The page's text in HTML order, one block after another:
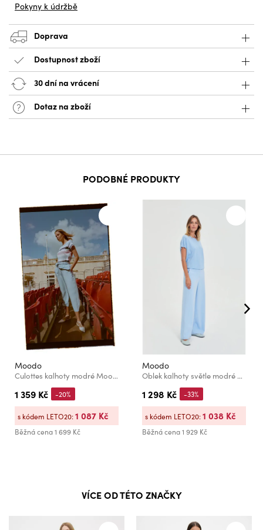
Pokyny k údržbě
Doprava
Dostupnost zboží
30 dní na vrácení
Dotaz na zboží
PODOBNÉ PRODUKTY
Moodo
Culottes kalhoty modré Moodo
1 359 Kč
Běžná cena1 699 Kč
-20%
s kódem LETO20:1 087 Kč
Moodo
Oblek kalhoty světle modré Moodo
1 298 Kč
Běžná cena1 929 Kč
-33%
s kódem LETO20:1 038 Kč
VÍCE OD TÉTO ZNAČKY